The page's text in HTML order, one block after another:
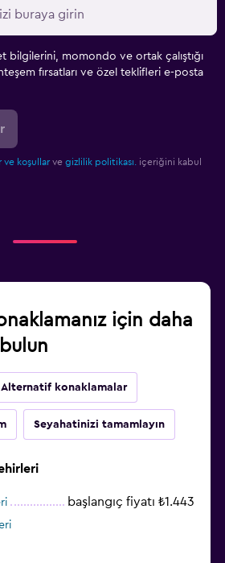
bilgilerini, momondo ve ortak çalıştığı
fırsatları ve özel teklifleri e-posta
ve koşullar ve gizlilik politikası.
içeriğini kabul
için daha
Alternatif konaklamalar
Seyahatinizi tamamlayın
başlangıç fiyatı ₺1.443